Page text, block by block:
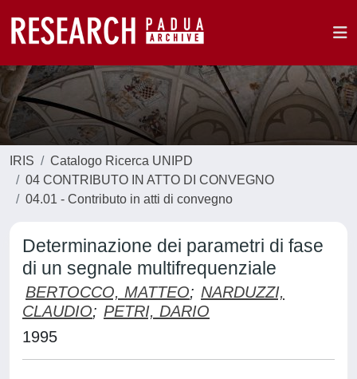
IRIS
Catalogo Ricerca UNIPD
04 CONTRIBUTO IN ATTO DI CONVEGNO
04.01 - Contributo in atti di convegno
Determinazione dei parametri di fase
di un segnale multifrequenziale
BERTOCCO, MATTEO; NARDUZZI,
CLAUDIO; PETRI, DARIO
1995